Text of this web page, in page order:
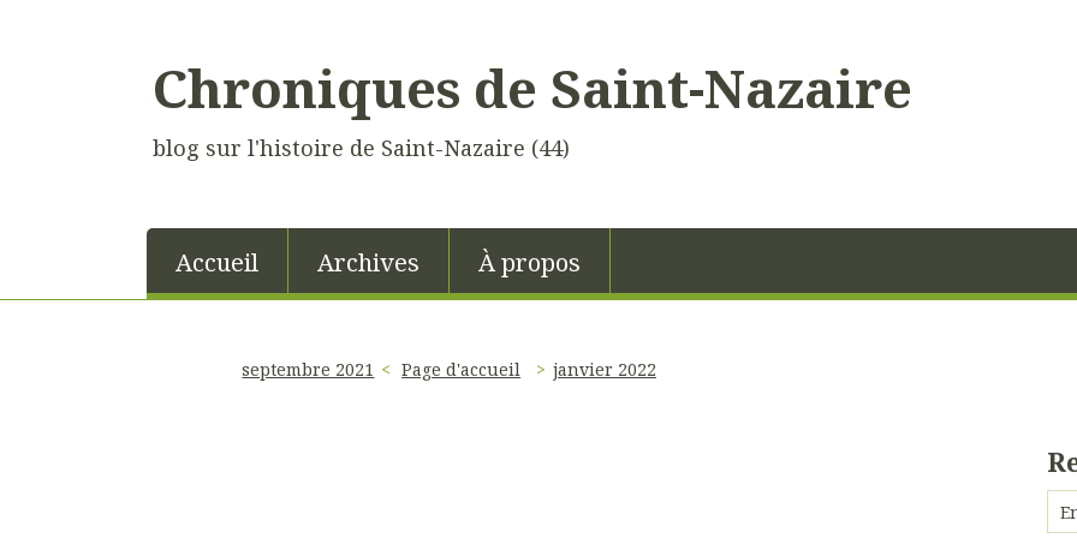
Chroniques de Saint-Nazaire
blog sur l'histoire de Saint-Nazaire (44)
Accueil Archives À propos
septembre 2021 Page d'accueil janvier 2022